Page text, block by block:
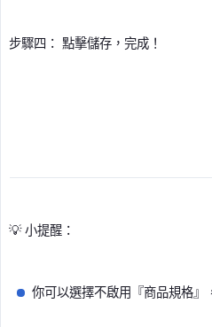
步驟四： 點擊儲存，完成！
💡 小提醒：
你可以選擇不啟用『商品規格』